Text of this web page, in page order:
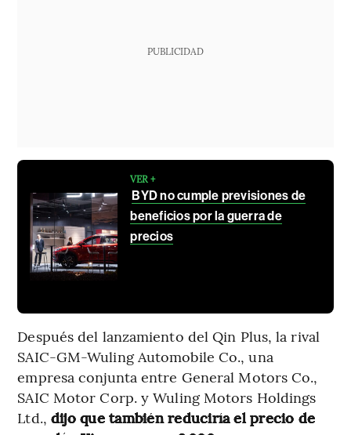
PUBLICIDAD
VER +
BYD no cumple previsiones de
beneficios por la guerra de
precios
Después del lanzamiento del Qin Plus, la rival
SAIC-GM-Wuling Automobile Co., una
empresa conjunta entre General Motors Co.,
SAIC Motor Corp. y Wuling Motors Holdings
Ltd., dijo que también reduciría el precio de